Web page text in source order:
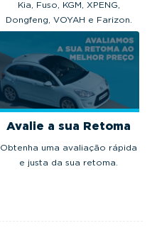
Kia, Fuso, KGM, XPENG,
Dongfeng, VOYAH e Farizon.
Avalie a sua Retoma
Obtenha uma avaliação rápida
e justa da sua retoma.